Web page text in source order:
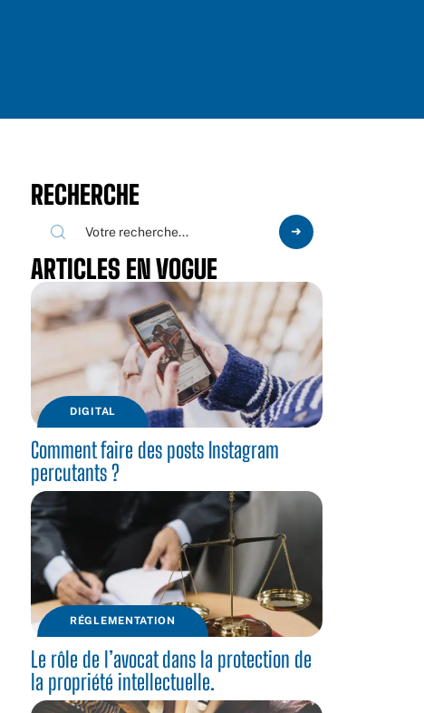
RECHERCHE
ARTICLES EN VOGUE
DIGITAL
Comment faire des posts Instagram
percutants ?
RÉGLEMENTATION
Le rôle de l’avocat dans la protection de
la propriété intellectuelle.